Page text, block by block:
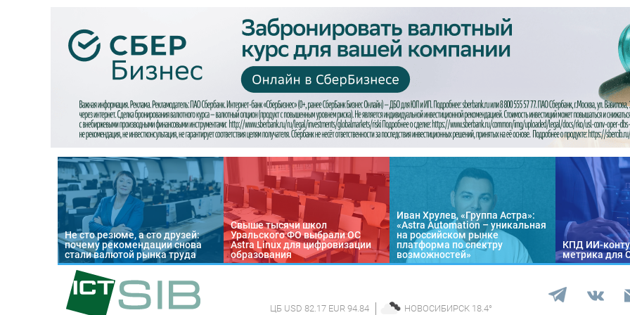
Не сто резюме, а сто друзей:
почему рекомендации снова
стали валютой рынка труда
Свыше тысячи школ
Уральского ФО выбрали ОС
Astra Linux для цифровизации
образования
Иван Хрулев, «Группа Астра»:
«Astra Automation – уникальная
на российском рынке
платформа по спектру
возможностей»
КПД ИИ-
метрика для
ЦБ USD 82.17 EUR 94.84 НОВОСИБИРСК 18.4°